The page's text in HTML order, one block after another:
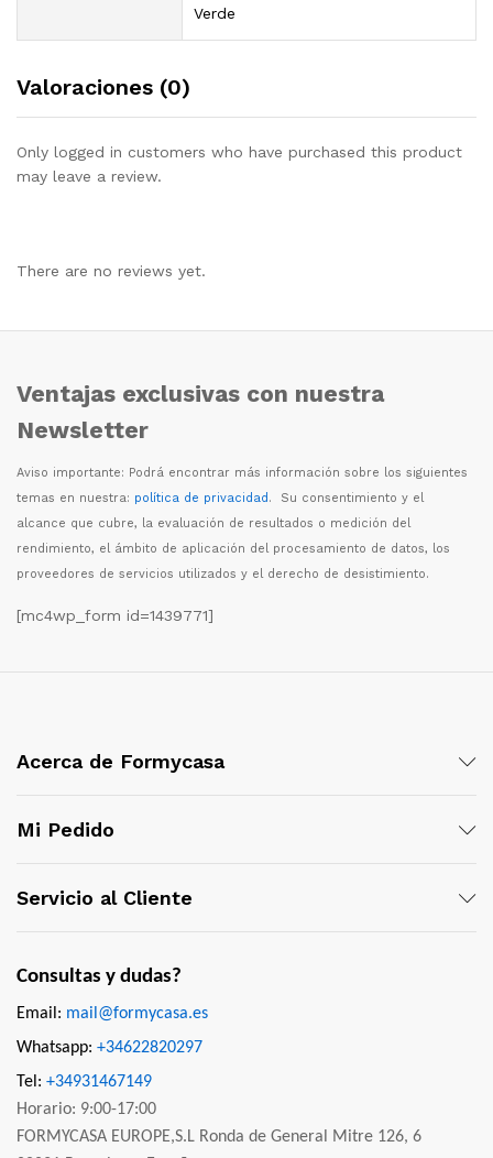
Verde
Valoraciones (0)
Only logged in customers who have purchased this product
may leave a review.
There are no reviews yet.
Ventajas exclusivas con nuestra
Newsletter
Aviso importante: Podrá encontrar más información sobre los siguientes
temas en nuestra: política de privacidad. Su consentimiento y el
alcance que cubre, la evaluación de resultados o medición del
rendimiento, el ámbito de aplicación del procesamiento de datos, los
proveedores de servicios utilizados y el derecho de desistimiento.
[mc4wp_form id=1439771]
Acerca de Formycasa
Mi Pedido
Servicio al Cliente
Consultas y dudas?
Email: mail@formycasa.es
Whatsapp: +34622820297
Tel: +34931467149
Horario: 9:00-17:00
FORMYCASA EUROPE,S.L Ronda de General Mitre 126, 6